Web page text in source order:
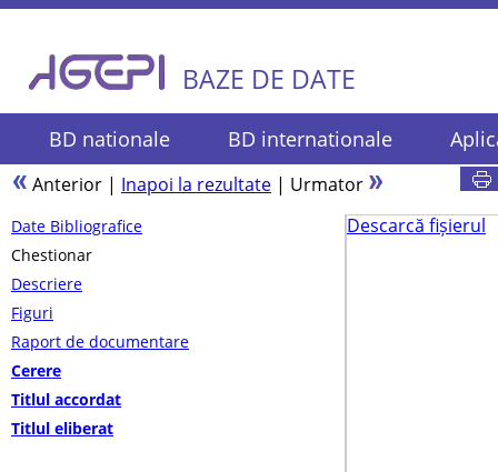
BAZE DE DATE
BD nationale BD internationale
Anterior | Inapoi la rezultate | Urmator
Date Bibliografice
Chestionar
Descriere
Figuri
Raport de documentare
Cerere
Titlul accordat
Titlul eliberat
Descarcă fișierul